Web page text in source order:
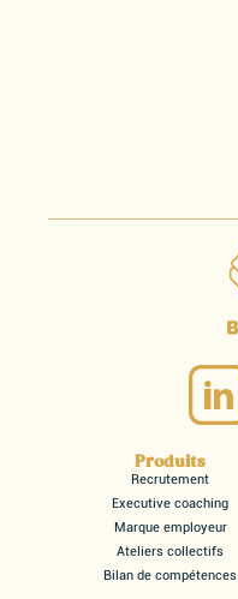
Produits
Recrutement
Executive coaching
Marque employeur
Ateliers collectifs
Bilan de compétences